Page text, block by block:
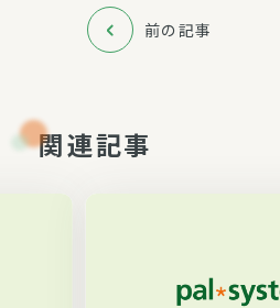
前の記事
関連記事